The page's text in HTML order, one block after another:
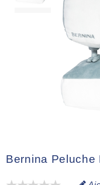
Bernina Peluche